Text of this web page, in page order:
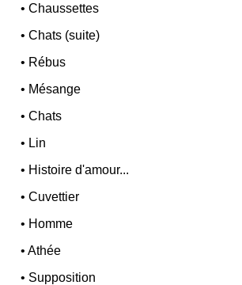
•Chaussettes
•Chats (suite)
• Rébus
• Mésange
•Chats
• Lin
• Histoire d'amour...
•Cuvettier
• Homme
•Athée
• Supposition